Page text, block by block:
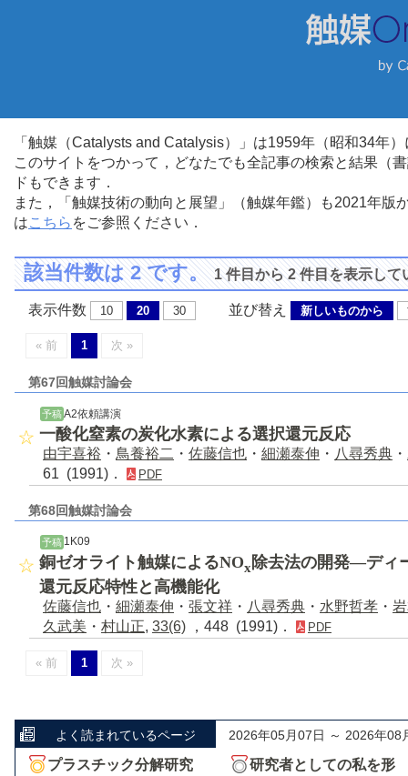
「触媒（Catalysts and Catalysis）」は1959年（昭和34年
このサイトをつかって，どなたでも全記事の検索と結果（
ドもできます．
また，「触媒技術の動向と展望」（触媒年鑑）も2021年
はこちら をご参照ください．
該当件数は 2 です。1 件目から 2 件目を表示して
表示件数 10 20 30 並び替え 新しいものから
« 前 1 次 »
第67回触媒討論会
予稿 A2依頼講演
一酸化窒素の炭化水素による選択還元反応
由宇喜裕 ・ 鳥養裕二 ・ 佐藤信也 ・ 細瀬泰伸 ・ 八尋秀典 ・
61 (1991)．
PDF
第68回触媒討論会
予稿 1K09
銅ゼオライト触媒によるNOx 除去法の開発―ディ
還元反応特性と高機能化
佐藤信也 ・ 細瀬泰伸 ・ 張文祥 ・ 八尋秀典 ・ 水野哲孝 ・
久武美 ・ 村山正, 33(6) ，448 (1991)． PDF
« 前 1 次 »
よく読まれているページ 2026年05月07日 ～ 2026年08
プラスチック分解研究
研究者としての私を形